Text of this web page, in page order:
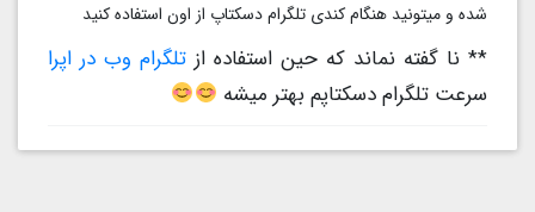
شده و میتونید هنگام کندی تلگرام دسکتاپ از اون استفاده کنید
** نا گفته نماند که حین استفاده از تلگرام وب در اپرا
سرعت تلگرام دسکتاپم بهتر میشه